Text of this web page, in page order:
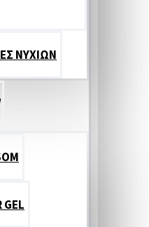
ΝΥΧΙΩΝ
GEL